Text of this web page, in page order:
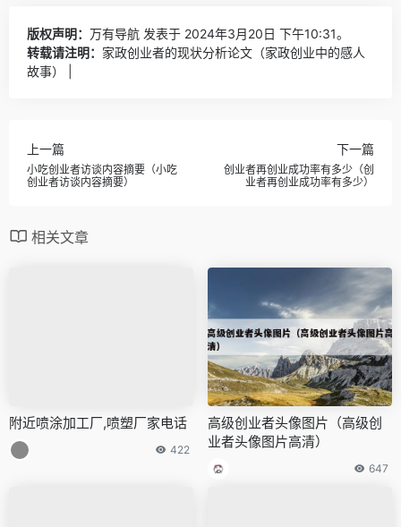
版权声明： 万有导航 发表于 2024年3月20日 下午10:31。
转载请注明： 家政创业者的现状分析论文（家政创业中的感人
故事） |
上一篇
小吃创业者访谈内容摘要（小吃
创业者访谈内容摘要）
下一篇
创业者再创业成功率有多少（创
业者再创业成功率有多少）
相关文章
附近喷涂加工厂,喷塑厂家电话
422
高级创业者头像图片（高级创
业者头像图片高清）
647